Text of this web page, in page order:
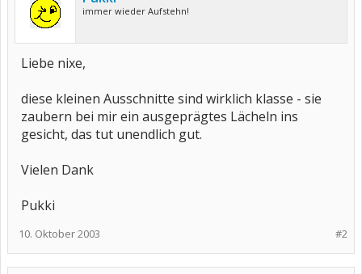
immer wieder Aufstehn!
Liebe nixe,
diese kleinen Ausschnitte sind wirklich klasse - sie
zaubern bei mir ein ausgeprägtes Lächeln ins
gesicht, das tut unendlich gut.
Vielen Dank
Pukki
#2
10. Oktober 2003